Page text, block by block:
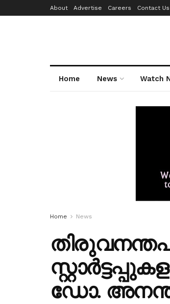
About Advertise Careers Contact Us
Home News Watch
Home News
ഡോ.